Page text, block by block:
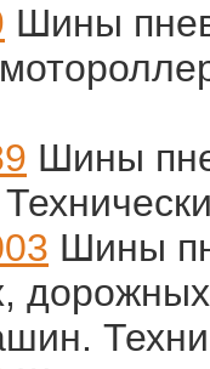
Шины
Шины
Шины